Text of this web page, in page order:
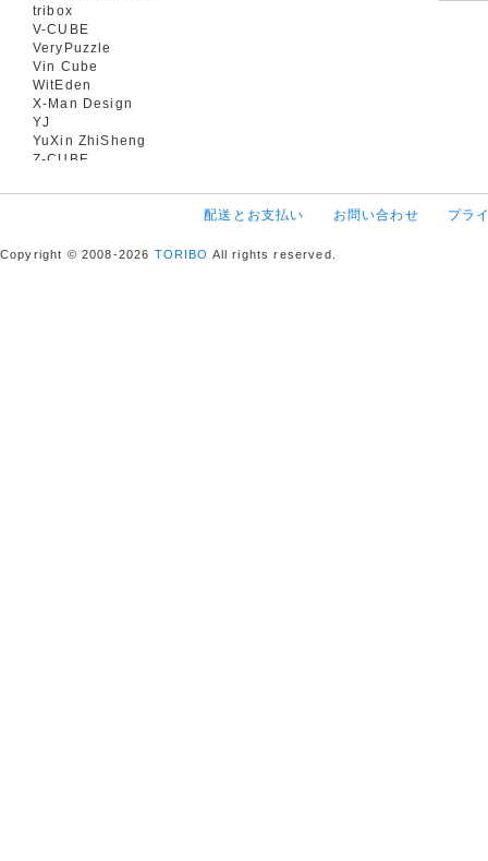
tribox
V-CUBE
VeryPuzzle
Vin Cube
WitEden
X-Man Design
YJ
YuXin ZhiSheng
Z-CUBE
配送とお支払い お問い合わせ プラ
Copyright © 2008-2026 TORIBO All rights reserved.